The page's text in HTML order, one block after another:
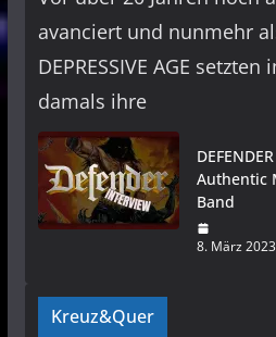
avanciert und nunmehr
DEPRESSIVE AGE
damals ihre
Authentic
Band
8. März 2023
Kreuz&Quer